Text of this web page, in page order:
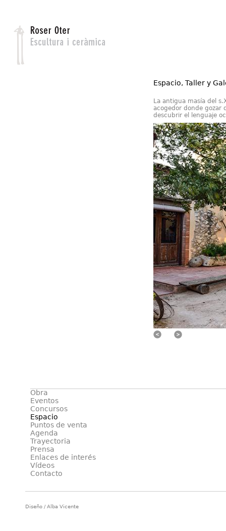
Espacio, Taller y
La antigua masía del
acogedor donde gozar
descubrir el lenguaje
Previo Siguiente
Obra
Eventos
Concursos
Espacio
Puntos de venta
Agenda
Trayectoria
Prensa
Enlaces de interés
Vídeos
Contacto
Diseño / Alba Vicente